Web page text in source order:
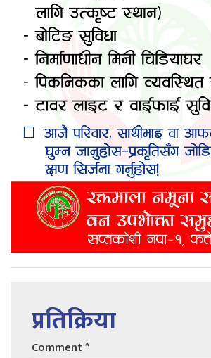
प्रतिक्रिया
Comment*